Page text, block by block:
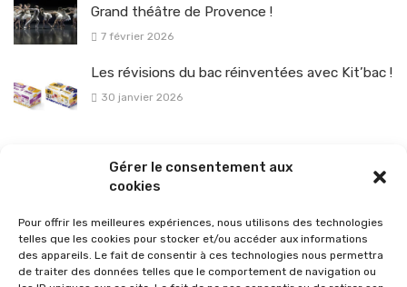
Gérer le consentement aux
cookies
Pour offrir les meilleures expériences, nous utilisons des technologies
telles que les cookies pour stocker et/ou accéder aux informations
des appareils. Le fait de consentir à ces technologies nous permettra
de traiter des données telles que le comportement de navigation ou
Grand théâtre de Provence !
7 février 2026
Les révisions du bac réinventées avec Kit’bac !
30 janvier 2026